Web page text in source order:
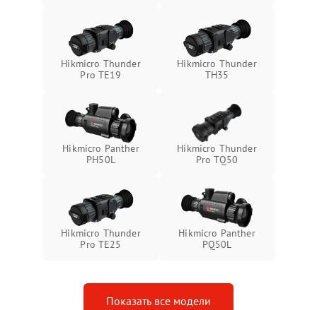
Неисправность системы
защиты от перегрева
1500 ₽ Подробнее →
Поломка системы защиты
от перенапряжения
Подробнее →
Поломка системы защиты
1500 ₽ Подробнее →
Hikmicro Thunder
Pro TE19
Hikmicro Thunder
TH35
Hikmicro Panther
PH50L
Hikmicro Thunder
Pro TQ50
Hikmicro Thunder
Pro TE25
Hikmicro Panther
PQ50L
Показать все модели